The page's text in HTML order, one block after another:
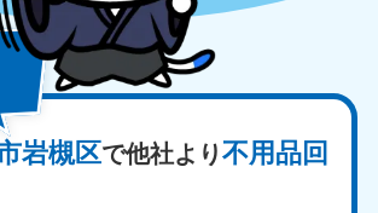
岩槻区で他社より不用品回